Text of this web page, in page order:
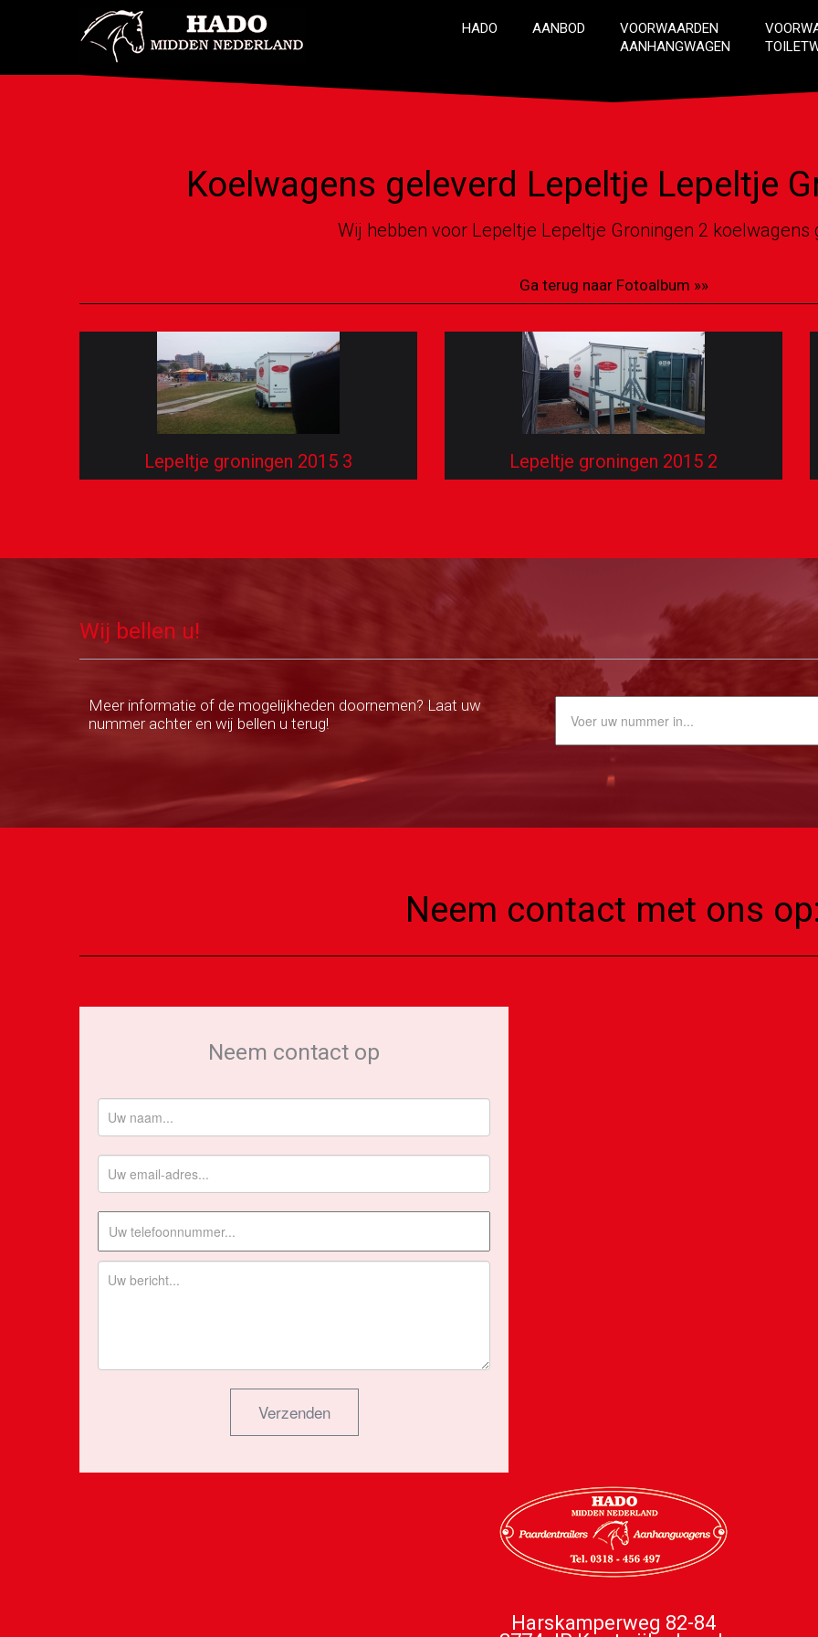
HADO AANBOD
VOORWAARDEN
AANHANGWAGEN
Koelwagens geleverd Lepeltje Lepeltje
Wij hebben voor Lepeltje Lepeltje Groningen 2
Ga terug naar Fotoalbum »»
Lepeltje groningen 2015 3 Lepeltje groningen 2015 2
Wij bellen u!
Meer informatie of de mogelijkheden doornemen? Laat uw
nummer achter en wij bellen u terug!
Neem contact met ons
Neem contact op
Verzenden
Harskamperweg 82-84